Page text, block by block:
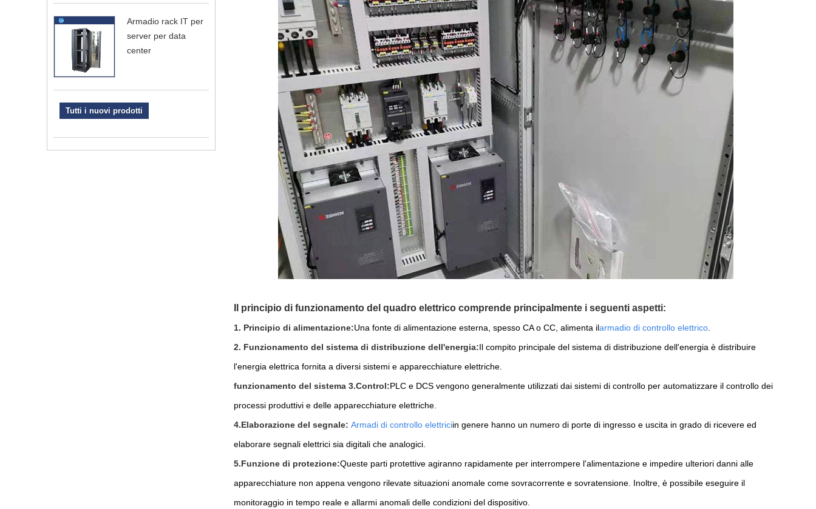
Armadio rack IT per
server per data
center
Tutti i nuovi prodotti
Il principio di funzionamento del quadro elettrico comprende principalmente i seguenti aspetti:
1. Principio di alimentazione:Una fonte di alimentazione esterna, spesso CA o CC, alimenta ilarmadio di controllo elettrico.
2. Funzionamento del sistema di distribuzione dell'energia:Il compito principale del sistema di distribuzione dell'energia è distribuire
l'energia elettrica fornita a diversi sistemi e apparecchiature elettriche.
funzionamento del sistema 3.Control:PLC e DCS vengono generalmente utilizzati dai sistemi di controllo per automatizzare il controllo dei
processi produttivi e delle apparecchiature elettriche.
4.Elaborazione del segnale: Armadi di controllo elettriciin genere hanno un numero di porte di ingresso e uscita in grado di ricevere ed
elaborare segnali elettrici sia digitali che analogici.
5.Funzione di protezione:Queste parti protettive agiranno rapidamente per interrompere l'alimentazione e impedire ulteriori danni alle
apparecchiature non appena vengono rilevate situazioni anomale come sovracorrente e sovratensione. Inoltre, è possibile eseguire il
monitoraggio in tempo reale e allarmi anomali delle condizioni del dispositivo.